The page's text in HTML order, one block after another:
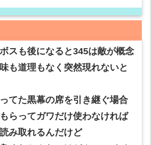
スも後になると345は敵が概念
も道理もなく突然現れないと
てた黒幕の席を引き継ぐ場合
らってガワだけ使わなければ
み取れるんだけど